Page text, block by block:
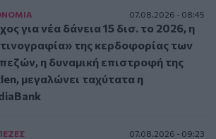
07.08.2026 - 08:45
για νέα δάνεια 15 δισ. το 2026, η
της κερδοφορίας των
η δυναμική επιστροφή της
μεγαλώνει ταχύτατα η
07.08.2026 - 09:23